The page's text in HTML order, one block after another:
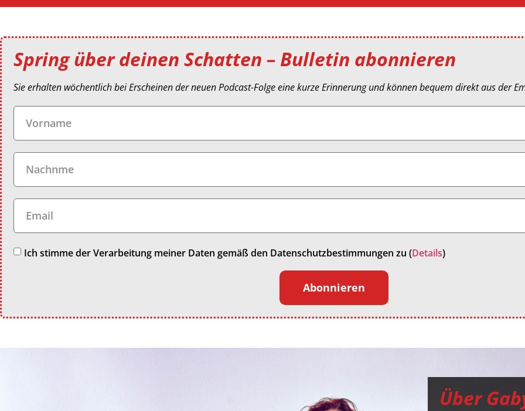
Spring über deinen Schatten – Bulletin abonnieren
Sie erhalten wöchentlich bei Erscheinen der neuen Podcast-Folge eine kurze Erinnerung und können bequem direkt aus der
Ich stimme der Verarbeitung meiner Daten gemäß den Datenschutzbestimmungen zu (Details)
Abonnieren
Über